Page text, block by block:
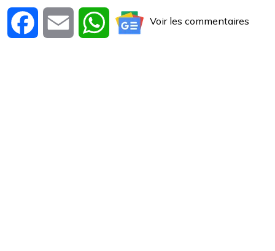
Facebook Email WhatsAppVoir les commentaires